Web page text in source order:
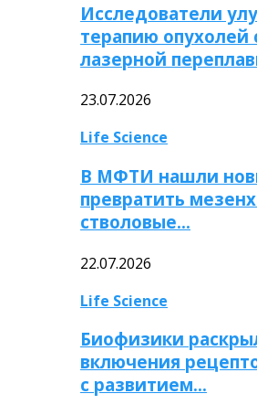
Исследователи
терапию
лазерной
23.07.2026
Life Science
В МФТИ нашли
превратить
стволовые…
22.07.2026
Life Science
Биофизики
включения
с развитием…